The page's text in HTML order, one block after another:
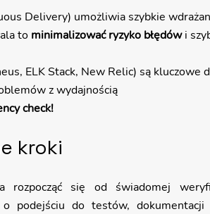
Delivery) umożliwia szybkie
to minimalizować ryzyko błędów i
ELK Stack, New Relic) są kluczowe
z wydajnością
check!
kroki
podejściu do testów,